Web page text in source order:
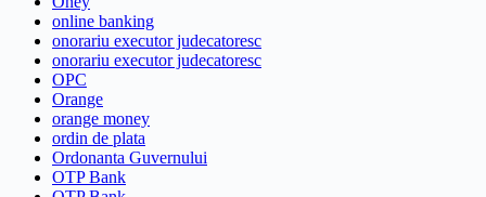
online banking
onorariu executor judecatoresc
onorariu executor judecatoresc
OPC
Orange
orange money
ordin de plata
Ordonanta Guvernului
OTP Bank